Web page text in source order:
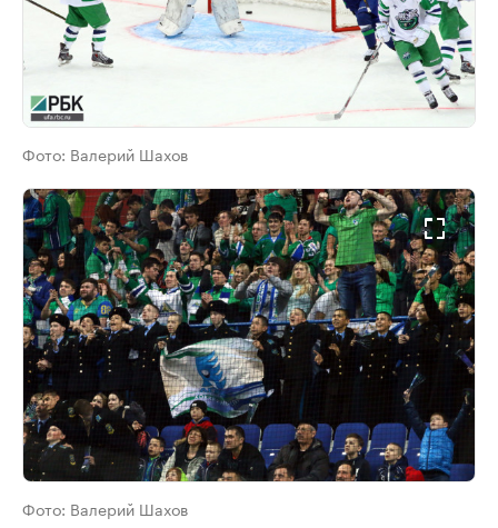
Фото: Валерий Шахов
Фото: Валерий Шахов